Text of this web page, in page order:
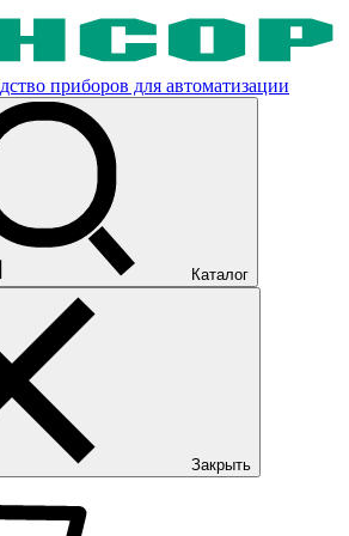
приборов для автоматизации
Каталог
Закрыть